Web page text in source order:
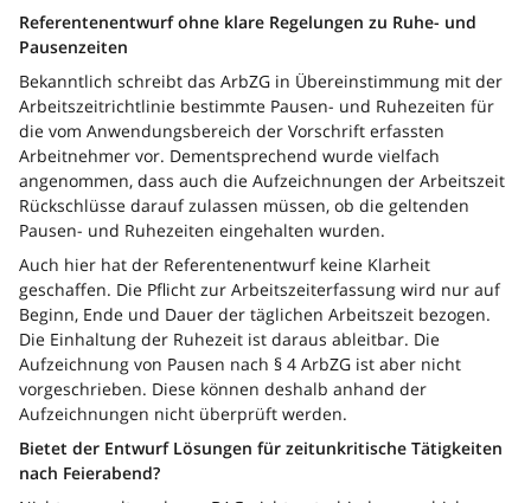
Referentenentwurf ohne klare Regelungen zu Ruhe- und
Pausenzeiten
Bekanntlich schreibt das ArbZG in Übereinstimmung mit der
Arbeitszeitrichtlinie bestimmte Pausen- und Ruhezeiten für
die vom Anwendungsbereich der Vorschrift erfassten
Arbeitnehmer vor. Dementsprechend wurde vielfach
angenommen, dass auch die Aufzeichnungen der Arbeitszeit
Rückschlüsse darauf zulassen müssen, ob die geltenden
Pausen- und Ruhezeiten eingehalten wurden.
Auch hier hat der Referentenentwurf keine Klarheit
geschaffen. Die Pflicht zur Arbeitszeiterfassung wird nur auf
Beginn, Ende und Dauer der täglichen Arbeitszeit bezogen.
Die Einhaltung der Ruhezeit ist daraus ableitbar. Die
Aufzeichnung von Pausen nach § 4 ArbZG ist aber nicht
vorgeschrieben. Diese können deshalb anhand der
Aufzeichnungen nicht überprüft werden.
Bietet der Entwurf Lösungen für zeitunkritische Tätigkeiten
nach Feierabend?